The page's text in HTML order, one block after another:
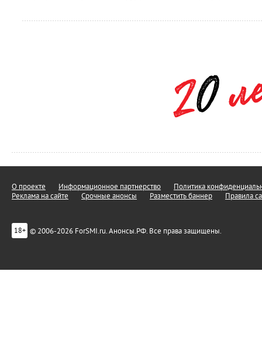
О проекте Информационное партнерство
Политика
Реклама на сайте
Срочные анонсы Разместить баннер Правила
18+ © 2006-2026 ForSMI.ru. Анонсы.РФ. Все права защищены.